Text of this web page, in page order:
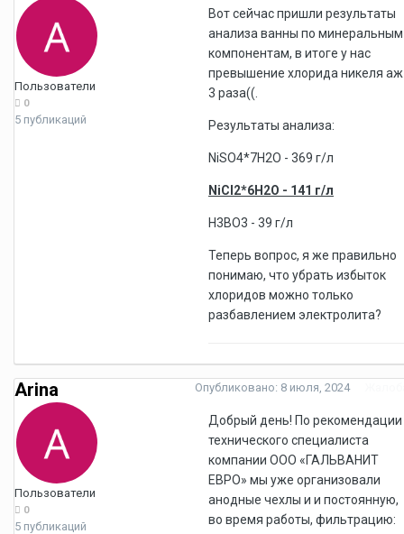
Пользователи
0
5 публикаций
Вот сейчас пришли результаты
анализа ванны по минеральным
компонентам, в итоге у нас
превышение хлорида никеля
3 раза((.
Результаты анализа:
NiSO4*7H2O - 369 г/л
NiCl2*6H2O - 141 г/л
H3BO3 - 39 г/л
Теперь вопрос, я же правильно
понимаю, что убрать избыток
хлоридов можно только
разбавлением электролита?
Arina
Пользователи
0
5 публикаций
Опубликовано: 8 июля, 2024
Добрый день! По рекомендации
технического специалиста
компании ООО «ГАЛЬВАНИТ
ЕВРО» мы уже организовали
анодные чехлы и и постоянную,
во время работы, фильтрацию: